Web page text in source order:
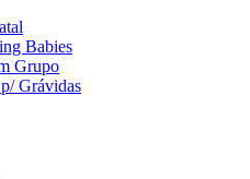
Babies
Grupo
Grávidas